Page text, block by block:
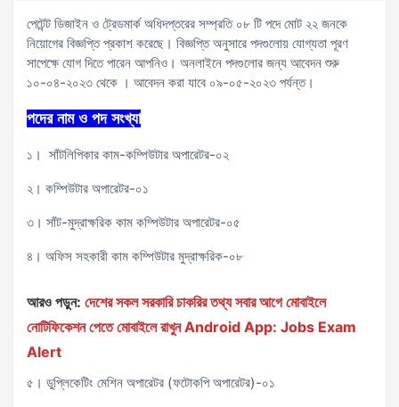
পেটেন্ট ডিজাইন ও ট্রেডমার্ক অধিদপ্তরের সম্প্রতি ০৮ টি পদে মোট ২২ জনকে
নিয়োগের বিজ্ঞপ্তি প্রকাশ করেছে। বিজ্ঞপ্তি অনুসারে পদগুলোয় যোগ্যতা পূরণ
সাপেক্ষে যোগ দিতে পারেন আপনিও। অনলাইনে পদগুলোর জন্য আবেদন শুরু
১০-০৪-২০২৩ থেকে । আবেদন করা যাবে ০৯-০৫-২০২৩ পর্যন্ত।
পদের নাম ও পদ সংখ্যা
১। সাঁটলিপিকার কাম-কম্পিউটার অপারেটর-০২
২। কম্পিউটার অপারেটর-০১
৩। সাঁট-মুদ্রাক্ষরিক কাম কম্পিউটার অপারেটর-০৫
৪। অফিস সহকারী কাম কম্পিউটার মুদ্রাক্ষরিক-০৮
আরও পড়ুন: দেশের সকল সরকারি চাকরির তথ্য সবার আগে মোবাইলে
নোটিফিকেশন পেতে মোবাইলে রাখুন Android App: Jobs Exam
Alert
৫। ডুপ্লিকেটিং মেশিন অপারেটর (ফটোকপি অপারেটর)-০১